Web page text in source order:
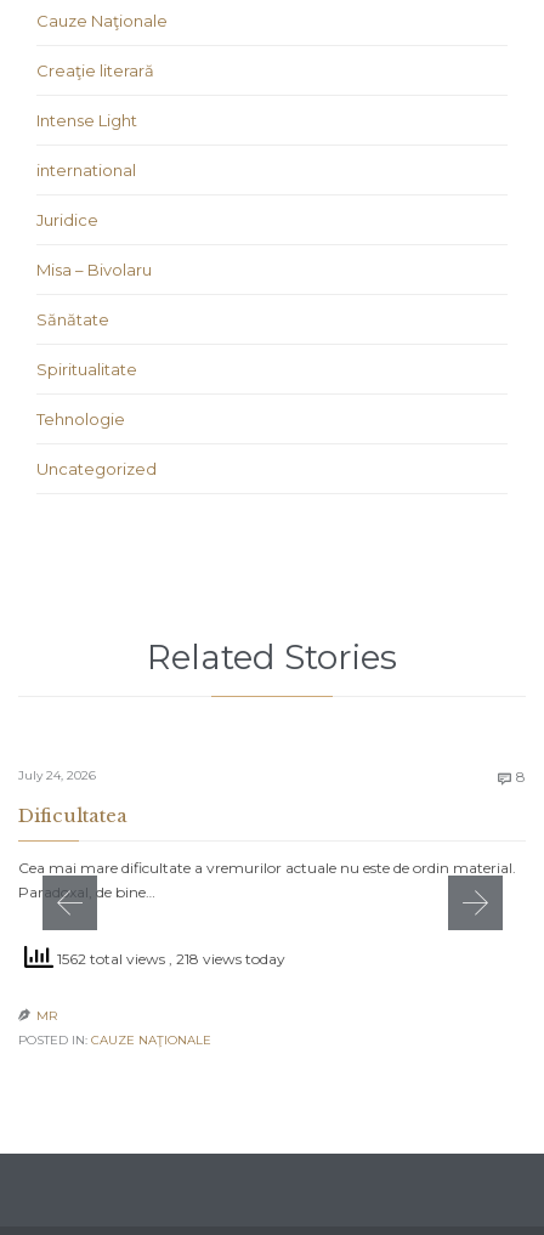
Cauze Naţionale
Creaţie literară
Intense Light
international
Juridice
Misa – Bivolaru
Sănătate
Spiritualitate
Tehnologie
Uncategorized
Related Stories
July 24, 2026  8
Dificultatea
Cea mai mare dificultate a vremurilor actuale nu este de ordin material.
Paradoxal, de bine…
1562 total views , 218 views today
 MR
POSTED IN: CAUZE NAŢIONALE